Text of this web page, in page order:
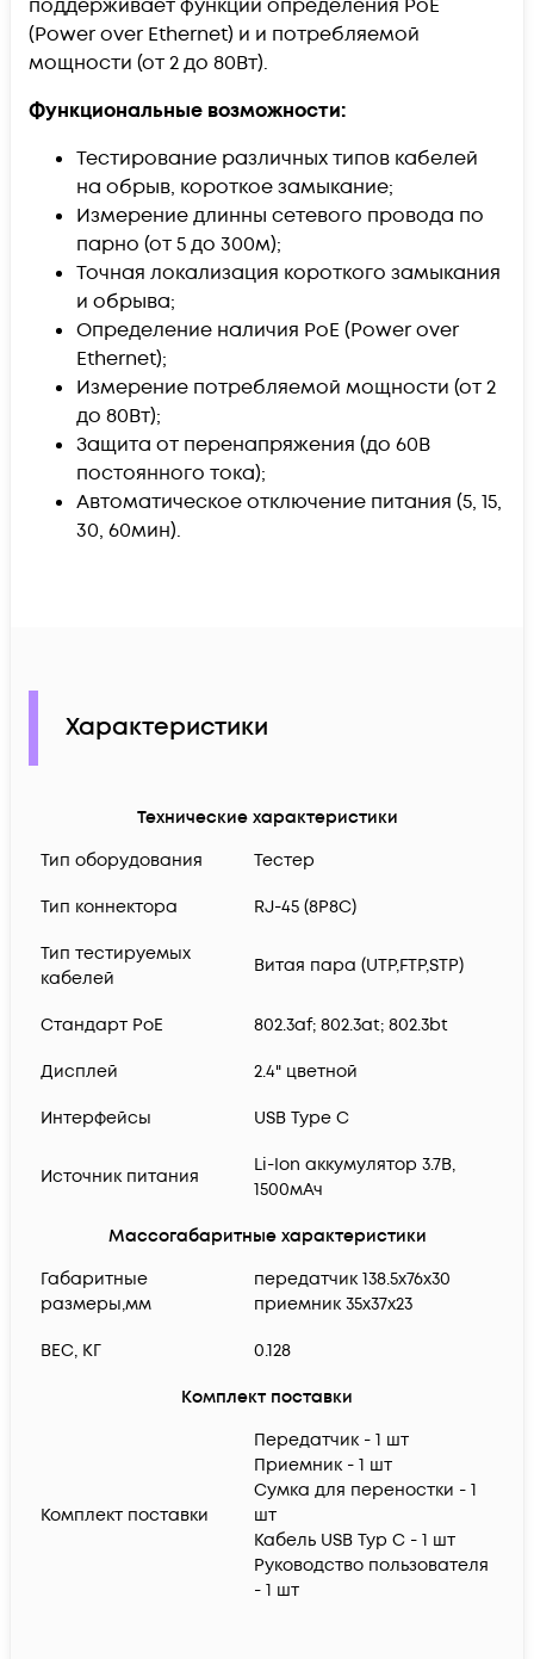
поддерживает функции определения PoE
(Power over Ethernet) и и потребляемой
мощности (от 2 до 80Вт).
Функциональные возможности:
Тестирование различных типов кабелей
на обрыв, короткое замыкание;
Измерение длинны сетевого провода по
парно (от 5 до 300м);
Точная локализация короткого замыкания
и обрыва;
Определение наличия PoE (Power over
Ethernet);
Измерение потребляемой мощности (от 2
до 80Вт);
Защита от перенапряжения (до 60В
постоянного тока);
Автоматическое отключение питания (5, 15,
30, 60мин).
Характеристики
Технические характеристики
Тип оборудования
Тестер
Тип коннектора RJ-45 (8P8C)
Тип тестируемых
кабелей
Витая пара (UTP,FTP,STP)
Cтандарт PoE 802.3af; 802.3at; 802.3bt
Дисплей 2.4" цветной
Интерфейсы USB Type C
Источник питания
Li-Ion аккумулятор 3.7B,
1500мАч
Массогабаритные характеристики
Габаритные
размеры,мм
передатчик 138.5х76х30
приемник 35х37х23
ВЕС, КГ 0.128
Комплект поставки
Комплект поставки
Передатчик - 1 шт
Приемник - 1 шт
Сумка для переностки - 1
шт
Кабель USB Typ C - 1 шт
Руководство пользователя
- 1 шт